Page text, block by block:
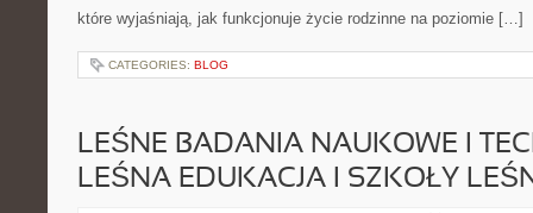
które wyjaśniają, jak funkcjonuje życie rodzinne na poziomie […]
CATEGORIES: BLOG
LEŚNE BADANIA NAUKOWE I
LEŚNA EDUKACJA I SZKOŁY